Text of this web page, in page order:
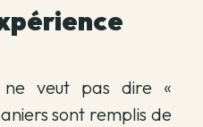
veut pas dire «
sont remplis de